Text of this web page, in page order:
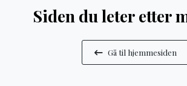
Siden du leter etter
Gå til hjemmesiden